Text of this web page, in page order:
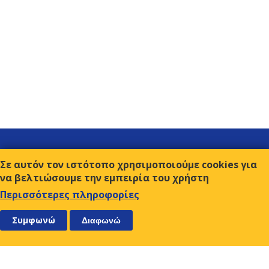
Επικοινωνία
Όροι χρήσης
Ο.Κ.Ε.
Σε αυτόν τον ιστότοπο χρησιμοποιούμε cookies για
να βελτιώσουμε την εμπειρία του χρήστη
Περισσότερες πληροφορίες
Συμφωνώ Διαφωνώ